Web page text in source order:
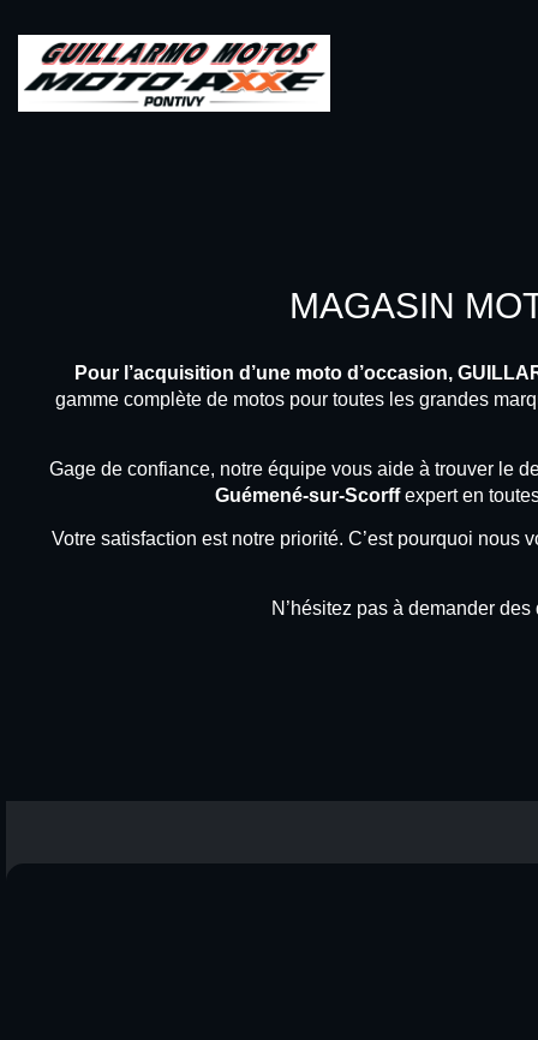
MAGASIN
Pour l’acquisition d’une moto d’occasion,
gamme complète de motos pour toutes les grandes
Gage de confiance, notre équipe vous aide à trouver le
Guémené-sur-Scorffexpert en
Votre satisfaction est notre priorité. C’est pourquoi
N’hésitez pas à demander